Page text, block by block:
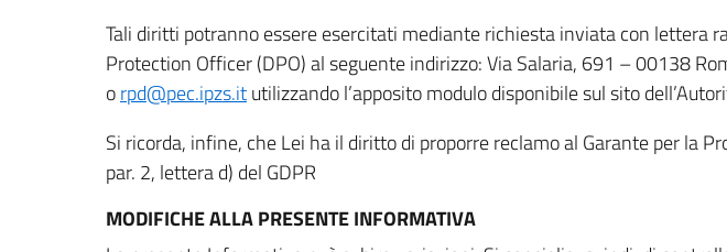
Tali diritti potranno essere esercitati mediante richiesta inviata con lettera
Protection Officer (DPO) al seguente indirizzo: Via Salaria, 691 – 00138
orpd@pec.ipzs.itutilizzando l’apposito modulo disponibile sul sito
Si ricorda, infine, che Lei ha il diritto di proporre reclamo al Garante per la
par. 2, lettera d) del GDPR
MODIFICHE ALLA PRESENTE INFORMATIVA